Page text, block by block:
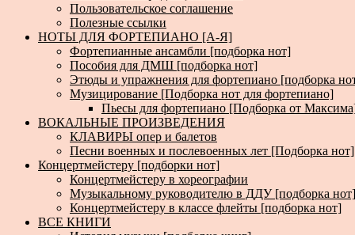
Пользовательское соглашение
Полезные ссылки
НОТЫ ДЛЯ ФОРТЕПИАНО [А-Я]
Фортепианные ансамбли [подборка нот]
Пособия для ДМШ [подборка нот]
Этюды и упражнения для фортепиано [подборка
Музицирование [Подборка нот для фортепиано]
Пьесы для фортепиано [Подборка от
ВОКАЛЬНЫЕ ПРОИЗВЕДЕНИЯ
КЛАВИРЫ опер и балетов
Песни военных и послевоенных лет [Подборка нот]
Концертмейстеру [подборки нот]
Концертмейстеру в хореографии
Музыкальному руководителю в ДДУ [подборка нот]
Концертмейстеру в классе флейты [подборка нот]
ВСЕ КНИГИ